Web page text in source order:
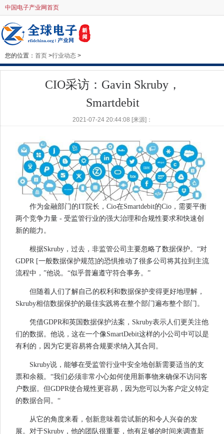
中国电子产业网首页
您的位置： 首页 >行业动态 >
CIO采访：Gavin Skruby，
Smartdebit
2021-07-24 20:44:08 [来源]：
作为金融部门的IT院长，Cio在Smartdebit的Cio，需要平衡
两个竞争力量 - 受监管行业的强大治理和合规性要求和快速创
新的能力。
根据Skruby，过去，非监管公司主要忽略了数据保护。“对
GDPR [一般数据保护规范]的恐惧推动了很多公司将其拉到主流
流程中，”他说。“似乎普遍遵守符合事务。”
但随着人们了解自己的权利和数据保护变得更好地理解，
Skruby相信数据保护的最佳实践将在整个部门遍布整个部门。
凭借GDPR和英国数据保护法案，Skruby表示人们更关注他
们的数据。他说，这在一个像SmartDebit这样的小公司中可以是
有利的，因为它更容易将合规要求纳入其合同。
Skruby说，能够在受监管行业中安全地创新需要适当的支
票和余额。“我们必须非常小心如何使用新事物来确保不访问客
户数据。但GDPR使合规性更容易，因为您可以为客户定义特定
的数据合同。“
从它的角度来看，创新意味着尝试新的和令人兴奋的发
展。对于Skruby，他的团队很重要，他有足够的时间来调查新